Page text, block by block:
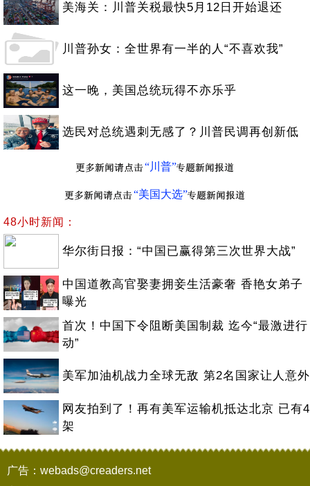
美海关：川普关税最快5月12日开始退还
川普孙女：全世界有一半的人“不喜欢我”
这一晚，美国总统玩得不亦乐乎
选民对总统遇刺无感了？川普民调再创新低
“川普”
“美国大选”
48小时新闻：
华尔街日报：“中国已赢得第三次世界大战”
中国道教高官娶妻拥妾生活豪奢 香艳女弟子
曝光
首次！中国下令阻断美国制裁 迄今“最激进行
动”
美军加油机战力全球无敌 第2名国家让人意外
网友拍到了！再有美军运输机抵达北京 已有4
架
广告：webads@creaders.net